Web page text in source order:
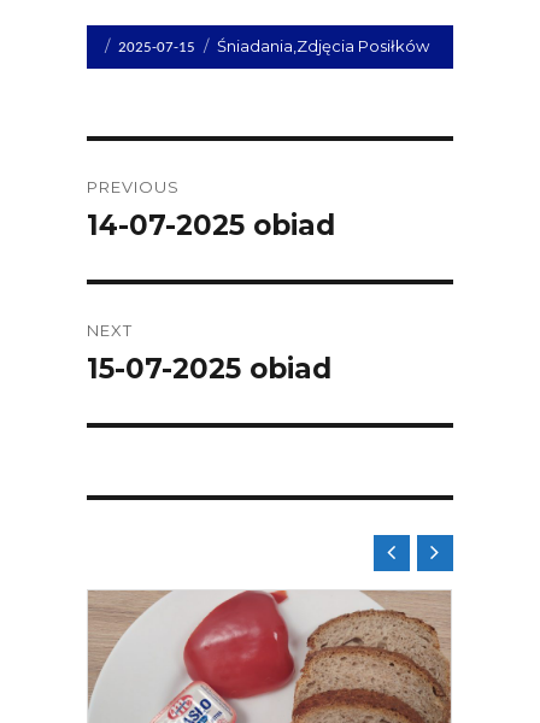
Opublikowano
dnia
2025-07-15 Kategorie
Śniadania,Zdjęcia Posiłków
navigation
PREVIOUS
Previous
14-07-2025 obiad
NEXT
Next
15-07-2025 obiad
 